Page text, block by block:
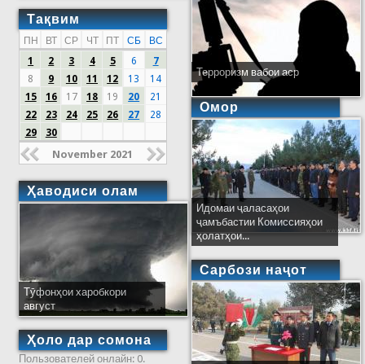
Тақвим
ПН ВТ СР ЧТ ПТ СБ
ВС
1
2 3 4 5 6
7
8
9 10 11 12 13
14
15
16 17 18 19 20
21
22
23 24 25 26 27
28
29
30
November 2021
Ҳаводиси олам
Тӯфонҳои харобкори
август
Ҳоло дар сомона
Пользователей онлайн: 0.
Терроризм вабои аср
Омор
Идомаи ҷаласаҳои
ҷамъбастии Комиссияҳои
ҳолатҳои...
Сарбози наҷот